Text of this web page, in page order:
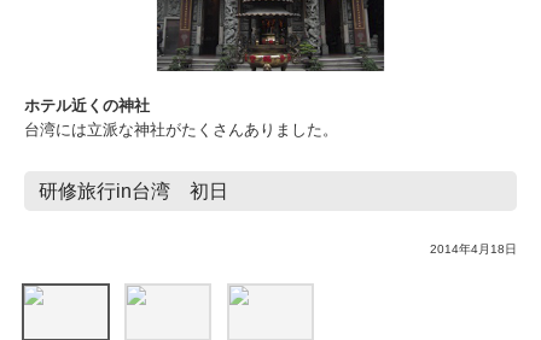
ホテル近くの神社
台湾には立派な神社がたくさんありました。
研修旅行in台湾 初日
2014年4月18日